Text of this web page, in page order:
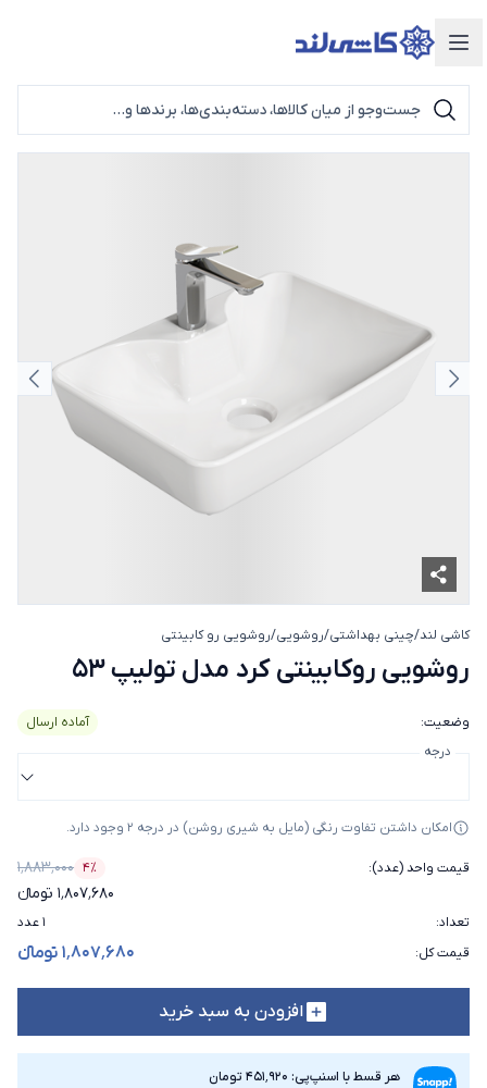
دسته‌بندی محصولات
اسلاید قبلی
کاشی لند/چینی بهداشتی/روشویی/روشویی رو کابینتی
روشویی روکابینتی کرد مدل تولیپ 53
وضعیت:
آماده ارسال
درجه
امکان داشتن تفاوت رنگی (مایل به شیری روشن) در درجه 2 وجود دارد.
قیمت واحد (عدد): ۴٪
درصد تخفیف
۱٬۸۸۳٬۰۰۰
۱٬۸۰۷٬۶۸۰ تومانء
تعداد:
۱ عدد
قیمت کل: ۱٬۸۰۷٬۶۸۰ تومانء
افزودن به سبد خرید
هر قسط با اسنپ‌پی: ۴۵۱٬۹۲۰ تومان